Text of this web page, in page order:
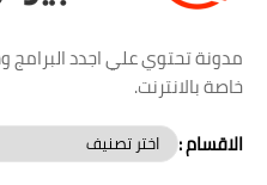
مدونة تحتوي علي اجدد البرامج
خاصة بالانترنت.
الاقسام :